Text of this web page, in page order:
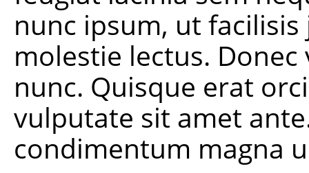
nunc ipsum, ut
molestie lectus.
nunc. Quisque erat
vulputate sit amet
condimentum magna